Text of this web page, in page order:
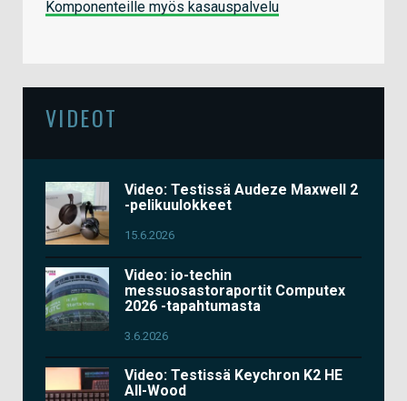
Komponenteille myös kasauspalvelu
VIDEOT
Video: Testissä Audeze Maxwell 2
-pelikuulokkeet
15.6.2026
Video: io-techin
messuosastoraportit Computex
2026 -tapahtumasta
3.6.2026
Video: Testissä Keychron K2 HE
All-Wood